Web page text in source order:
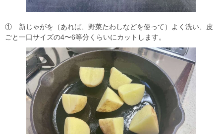
① 新じゃがを（あれば、野菜たわしなどを使って）よく洗い、皮
ごと一口サイズの4〜6等分くらいにカットします。